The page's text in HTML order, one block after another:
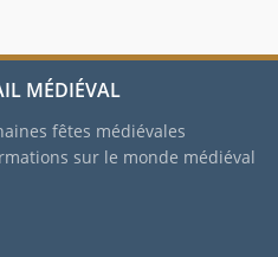
MÉDIÉVAL
fêtes médiévales
sur le monde médiéval